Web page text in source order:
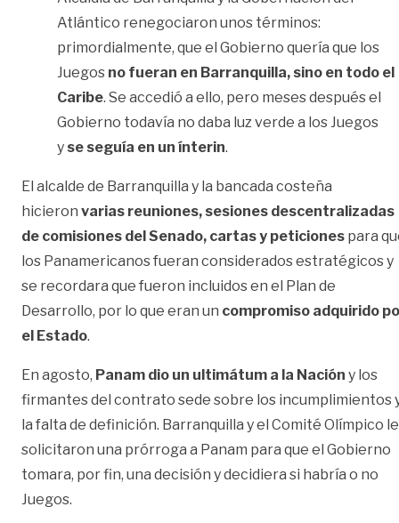
Atlántico renegociaron unos términos:
primordialmente, que el Gobierno quería que los
Juegos no fueran en Barranquilla, sino en todo el
Caribe. Se accedió a ello, pero meses después el
Gobierno todavía no daba luz verde a los Juegos
y se seguía en un ínterin.
El alcalde de Barranquilla y la bancada costeña
hicieron varias reuniones, sesiones descentralizadas
de comisiones del Senado, cartas y peticiones para
los Panamericanos fueran considerados estratégicos y
se recordara que fueron incluidos en el Plan de
Desarrollo, por lo que eran un compromiso adquirido
el Estado.
En agosto, Panam dio un ultimátum a la Nación y los
firmantes del contrato sede sobre los incumplimientos
la falta de definición. Barranquilla y el Comité Olímpico le
solicitaron una prórroga a Panam para que el Gobierno
tomara, por fin, una decisión y decidiera si habría o no
Juegos.